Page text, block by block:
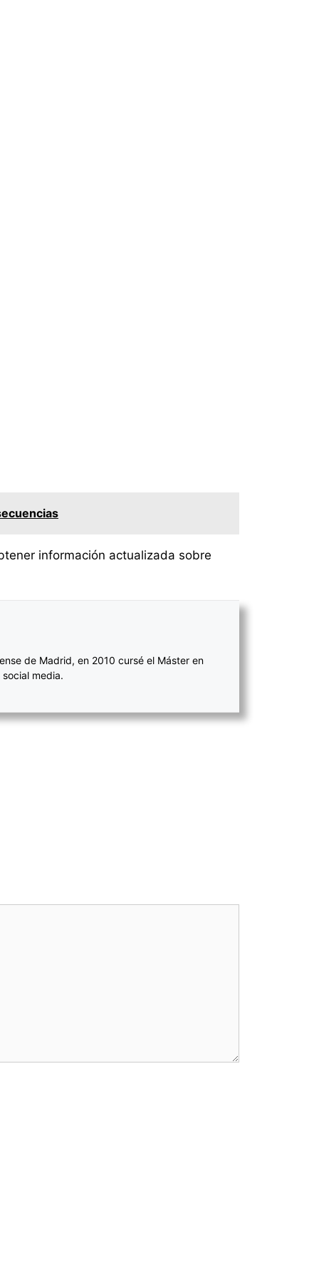
información actualizada sobre
de Madrid, en 2010 cursé el Máster en
media.